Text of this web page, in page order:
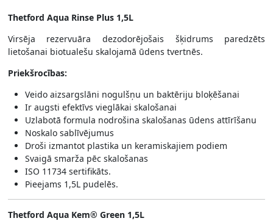
Thetford Aqua Rinse Plus 1,5L
Virsēja rezervuāra dezodorējošais šķidrums paredzēts
lietošanai biotualešu skalojamā ūdens tvertnēs.
Priekšrocības:
Veido aizsargslāni nogulšņu un baktēriju bloķēšanai
Ir augsti efektīvs vieglākai skalošanai
Uzlabotā formula nodrošina skalošanas ūdens attīrīšanu
Noskalo sablīvējumus
Droši izmantot plastika un keramiskajiem podiem
Svaigā smarža pēc skalošanas
ISO 11734 sertifikāts.
Pieejams 1,5L pudelēs.
Thetford Aqua Kem® Green 1,5L